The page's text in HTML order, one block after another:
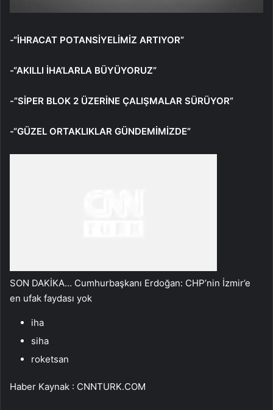
-“İHRACAT POTANSİYELİMİZ ARTIYOR”
-“AKILLI İHA’LARLA BÜYÜYORUZ”
-”SİPER BLOK 2 ÜZERİNE ÇALIŞMALAR SÜRÜYOR”
-“GÜZEL ORTAKLIKLAR GÜNDEMİMİZDE”
SON DAKİKA… Cumhurbaşkanı Erdoğan: CHP’nin İzmir’e
en ufak faydası yok
iha
siha
roketsan
Haber Kaynak : CNNTURK.COM